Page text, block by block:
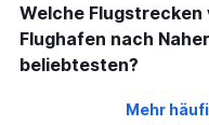
Welche Flugstrecken
Flughafen nach
beliebtesten?
Mehr